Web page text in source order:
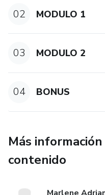
02 MODULO 1
03 MODULO 2
04 BONUS
Más
contenido